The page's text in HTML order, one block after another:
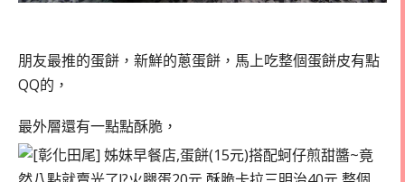
朋友最推的蛋餅，新鮮的蔥蛋餅，馬上吃整個蛋餅皮有點
QQ的，
最外層還有一點點酥脆，